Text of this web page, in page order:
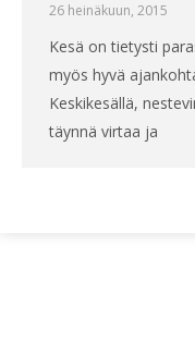
26 heinäkuun, 2015
Kesä on tietysti
myös hyvä
Keskikesällä,
täynnä virtaa ja